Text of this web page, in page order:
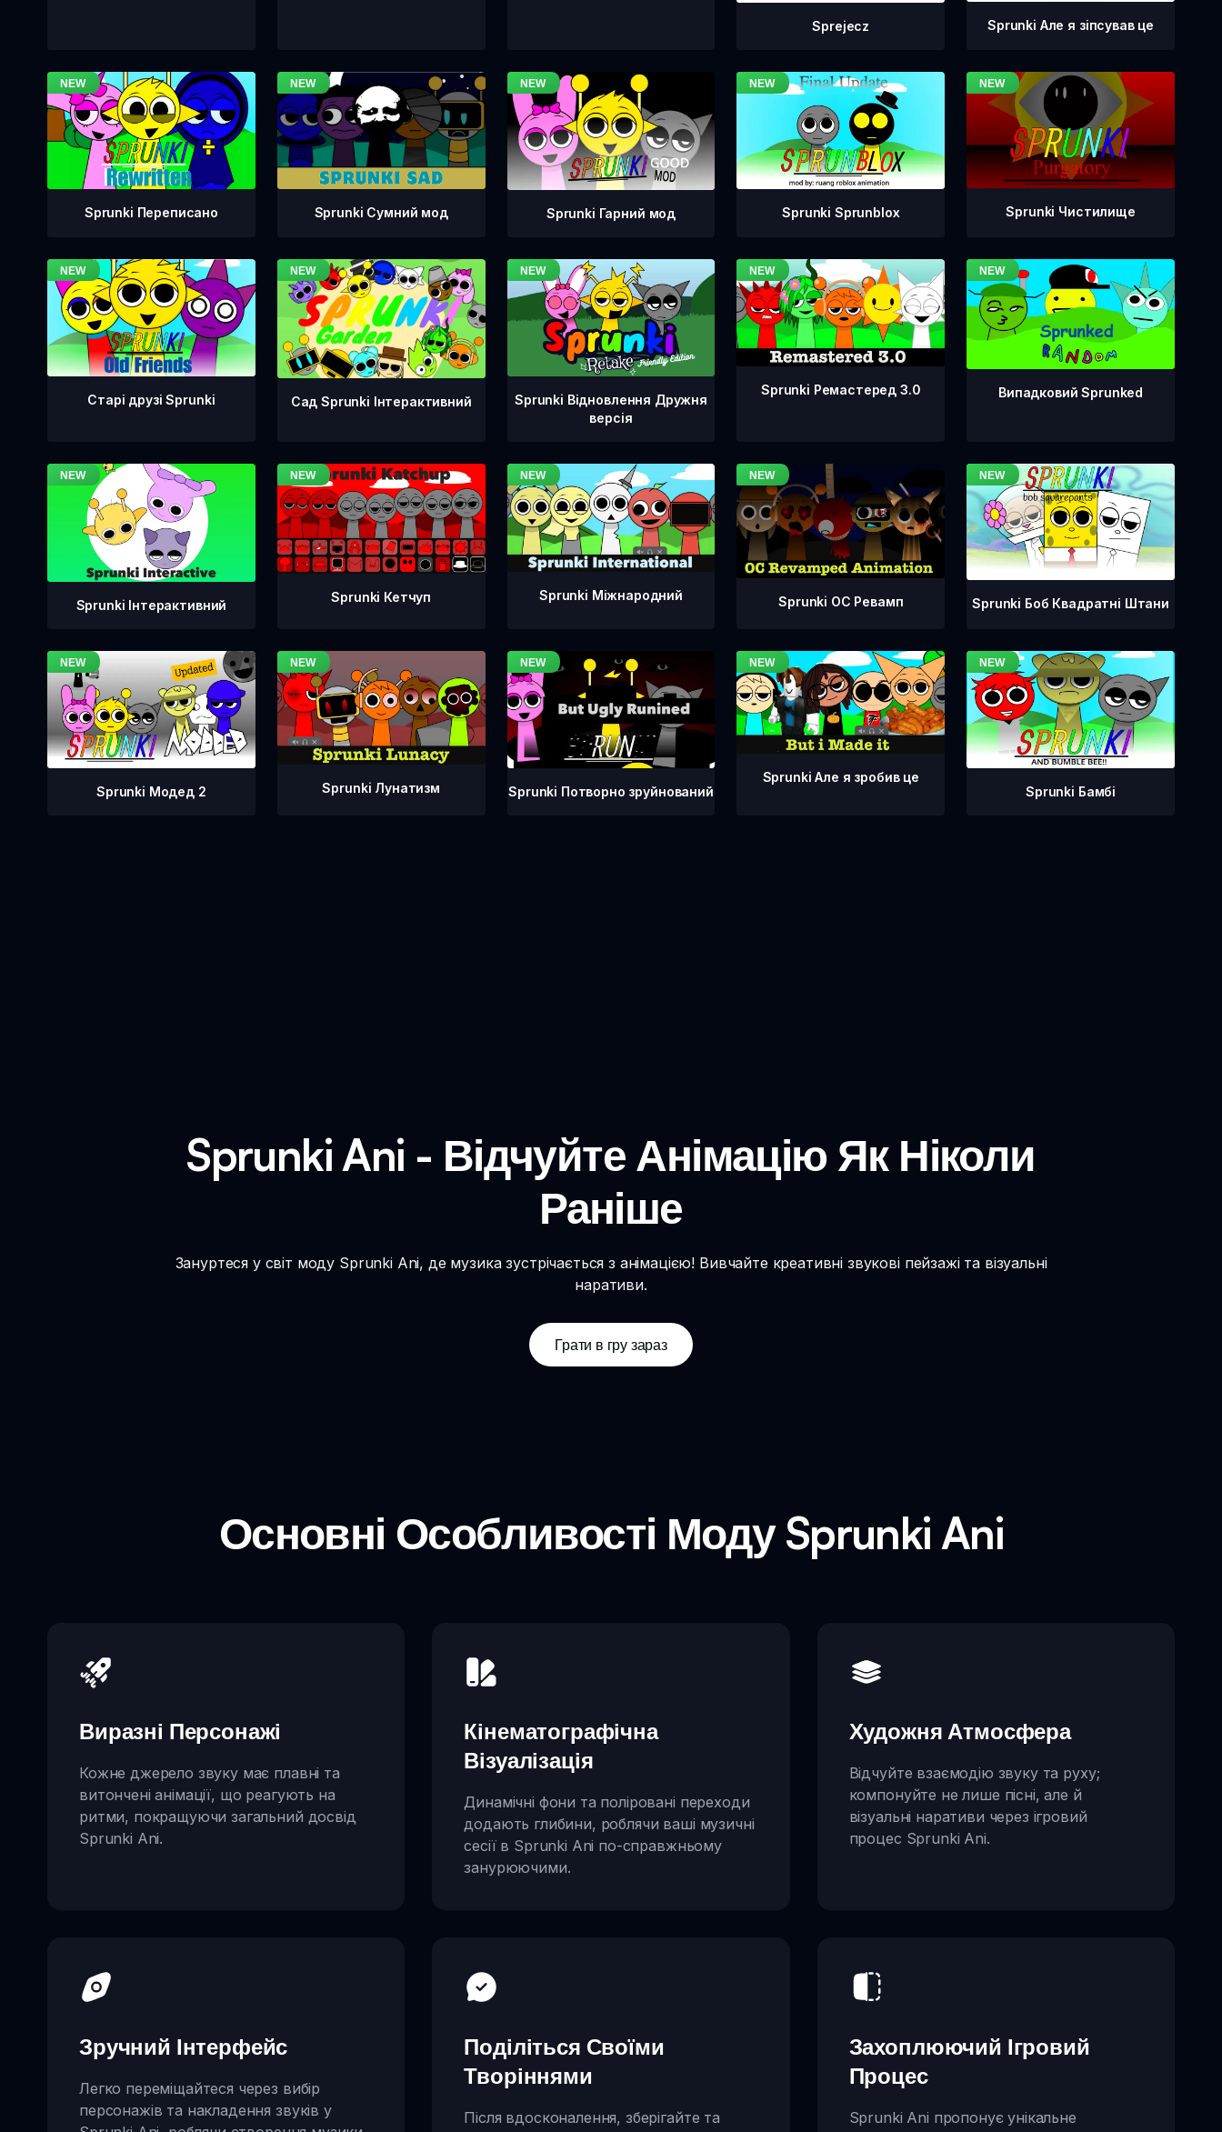
Sprejecz Sprunki Але я зіпсував це
Sprunki Переписано Sprunki Сумний мод Sprunki Гарний мод Sprunki Sprunblox Sprunki Чистилище
Старі друзі Sprunki Сад Sprunki Інтерактивний
Sprunki Відновлення Дружня
версія
Sprunki Ремастеред 3.0 Випадковий Sprunked
Sprunki Інтерактивний
Sprunki Кетчуп Sprunki Міжнародний Sprunki OC Ревамп Sprunki Боб Квадратні Штани
Sprunki Модед 2 Sprunki Лунатизм Sprunki Потворно зруйнований
Sprunki Але я зробив це
Sprunki Бамбі
Sprunki Ani - Відчуйте Анімацію Як Ніколи
Раніше
Зануртеся у світ моду Sprunki Ani, де музика зустрічається з анімацією! Вивчайте креативні звукові пейзажі та візуальні
наративи.
Грати в гру зараз
Основні Особливості Моду Sprunki Ani
Виразні Персонажі
Кожне джерело звуку має плавні та
витончені анімації, що реагують на
ритми, покращуючи загальний досвід
Sprunki Ani.
Кінематографічна
Візуалізація
Динамічні фони та поліровані переходи
додають глибини, роблячи ваші музичні
сесії в Sprunki Ani по-справжньому
занурюючими.
Художня Атмосфера
Відчуйте взаємодію звуку та руху;
компонуйте не лише пісні, але й
візуальні наративи через ігровий
процес Sprunki Ani.
Зручний Інтерфейс
Легко переміщайтеся через вибір
персонажів та накладення звуків у
Поділіться Своїми
Творіннями
Після вдосконалення, зберігайте та
Захоплюючий Ігровий
Процес
Sprunki Ani пропонує унікальне